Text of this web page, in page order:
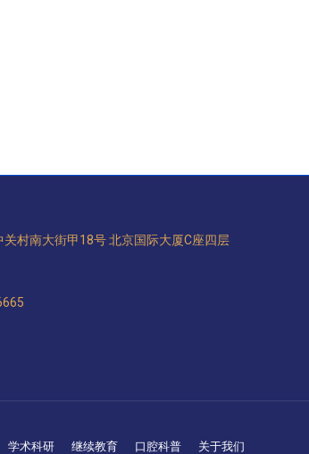
关村南大街甲18号 北京国际大厦C座四层
学术科研 继续教育 口腔科普 关于我们